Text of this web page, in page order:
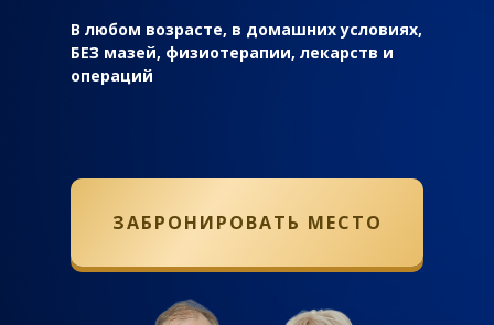
ЗАБРОНИРОВАТЬ МЕСТО
В любом возрасте, в домашних условиях,
БЕЗ мазей, физиотерапии, лекарств и
операций